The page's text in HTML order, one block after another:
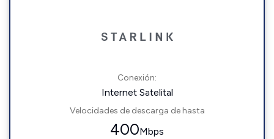
Conexión:
Internet Satelital
Velocidades de descarga de hasta
400Mbps